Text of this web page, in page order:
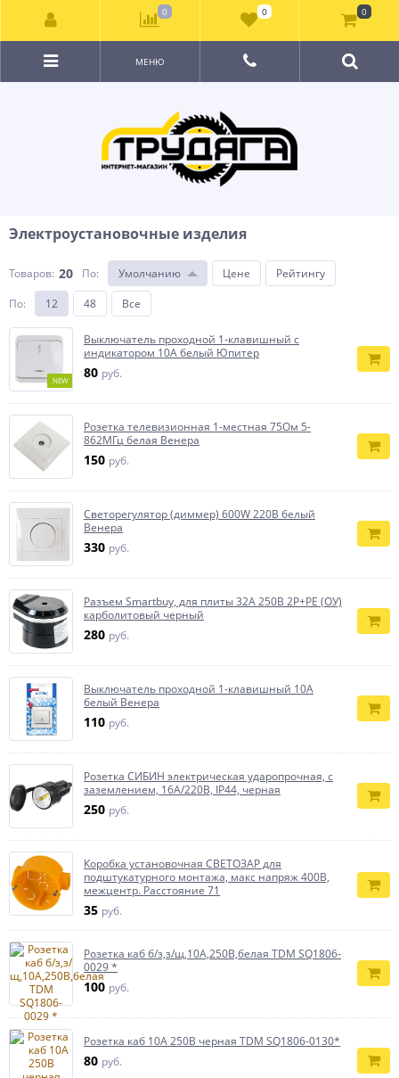
МЕНЮ
Электроустановочные изделия
Товаров: 20 По: Умолчанию Цене
Рейтингу
По: 12 48 Все
NEW
Выключатель проходной 1-клавишный с
индикатором 10А белый Юпитер
80 руб.
Розетка телевизионная 1-местная 75Ом 5-
862МГц белая Венера
150 руб.
Светорегулятор (диммер) 600W 220В белый
Венера
330 руб.
Разъем Smartbuy, для плиты 32А 250В 2P+PE (ОУ)
карболитовый черный
280 руб.
Выключатель проходной 1-клавишный 10А
белый Венера
110 руб.
Розетка СИБИН электрическая ударопрочная, с
заземлением, 16А/220В, IP44, черная
250 руб.
Коробка установочная СВЕТОЗАР для
подштукатурного монтажа, макс напряж 400В,
межцентр. Расстояние 71
35 руб.
Розетка каб б/з,з/щ,10А,250В,белая TDM SQ1806-
0029 *
100 руб.
Розетка каб 10А 250В черная TDM SQ1806-0130*
80 руб.
0 0 0